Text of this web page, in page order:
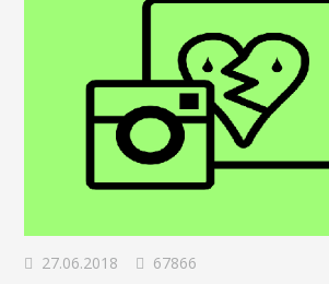
27.06.2018 67866